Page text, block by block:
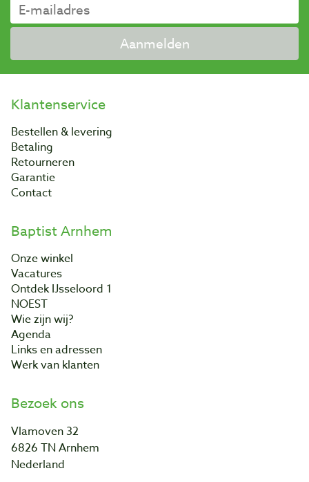
Aanmelden
Klantenservice
Bestellen & levering
Betaling
Retourneren
Garantie
Contact
Baptist Arnhem
Onze winkel
Vacatures
Ontdek IJsseloord 1
NOEST
Wie zijn wij?
Agenda
Links en adressen
Werk van klanten
Bezoek ons
Vlamoven 32
6826 TN Arnhem
Nederland